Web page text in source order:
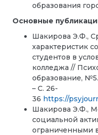
образования
Основные
Шакирова Э.Ф.,
характеристик
студентов в
колледжа //
образование,
– С. 26-
36 https://
Шакирова Э.Ф.,
социальной
ограниченными